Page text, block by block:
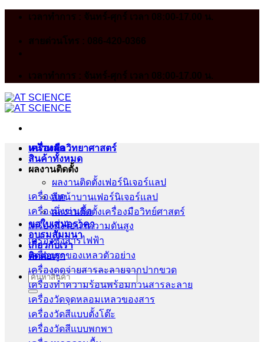
Skip
เวลาทำการ : จันทร์-ศุกร์ เวลา 08:00-17.00 น.
สายด่วนโทร : 086-420-0366
เวลาทำการ : จันทร์-ศุกร์ เวลา 08:00-17.00 น.
หน้าหลัก
สินค้าทั้งหมด
ผลงานติดตั้ง
ผลงานติดตั้งเฟอร์นิเจอร์เเลป
สีหน้าบานเฟอร์นิเจอร์เเลป
ผลงานติดตั้งเครื่องมือวิทย์ศาสตร์
ขอใบเสนอราคา
อบรมสัมมนา
เกี่ยวกับเรา
ติดต่อเรา
Search
for:
เครื่องมือวิทยาศาสตร์
เครื่องบด
เครื่องนึ่งฆ่าเชื้อ
เครื่องนึ่งไอน้ำความดันสูง
เครื่องชั่งสารไฟฟ้า
เครื่องดูดของเหลวตัวอย่าง
เครื่องดูดจ่ายสารละลายจากปากขวด
เครื่องทำความร้อนพร้อมกวนสารละลาย
เครื่องวัดจุดหลอมเหลวของสาร
เครื่องวัดสีแบบตั้งโต๊ะ
เครื่องวัดสีแบบพกพา